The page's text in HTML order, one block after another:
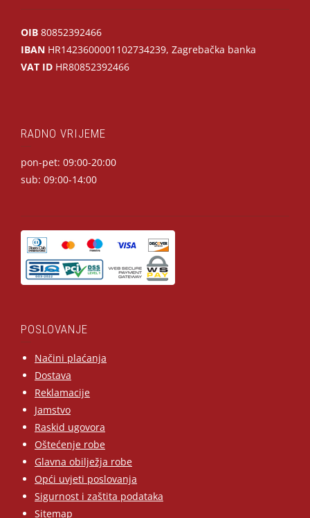
OIB 80852392466
IBAN HR1423600001102734239, Zagrebačka banka
VAT ID HR80852392466
RADNO VRIJEME
pon-pet: 09:00-20:00
sub: 09:00-14:00
POSLOVANJE
Načini plaćanja
Dostava
Reklamacije
Jamstvo
Raskid ugovora
Oštećenje robe
Glavna obilježja robe
Opći uvjeti poslovanja
Sigurnost i zaštita podataka
Sitemap